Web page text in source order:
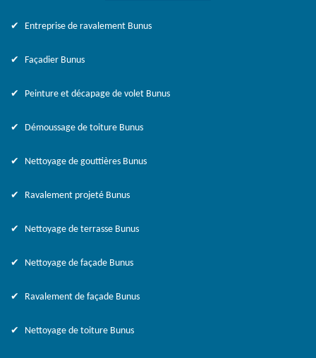
Entreprise de ravalement Bunus
Façadier Bunus
Peinture et décapage de volet Bunus
Démoussage de toiture Bunus
Nettoyage de gouttières Bunus
Ravalement projeté Bunus
Nettoyage de terrasse Bunus
Nettoyage de façade Bunus
Ravalement de façade Bunus
Nettoyage de toiture Bunus